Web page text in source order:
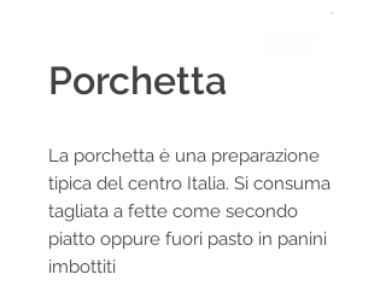
Porchetta
La porchetta è una preparazione
tipica del centro Italia. Si consuma
tagliata a fette come secondo
piatto oppure fuori pasto in panini
imbottiti